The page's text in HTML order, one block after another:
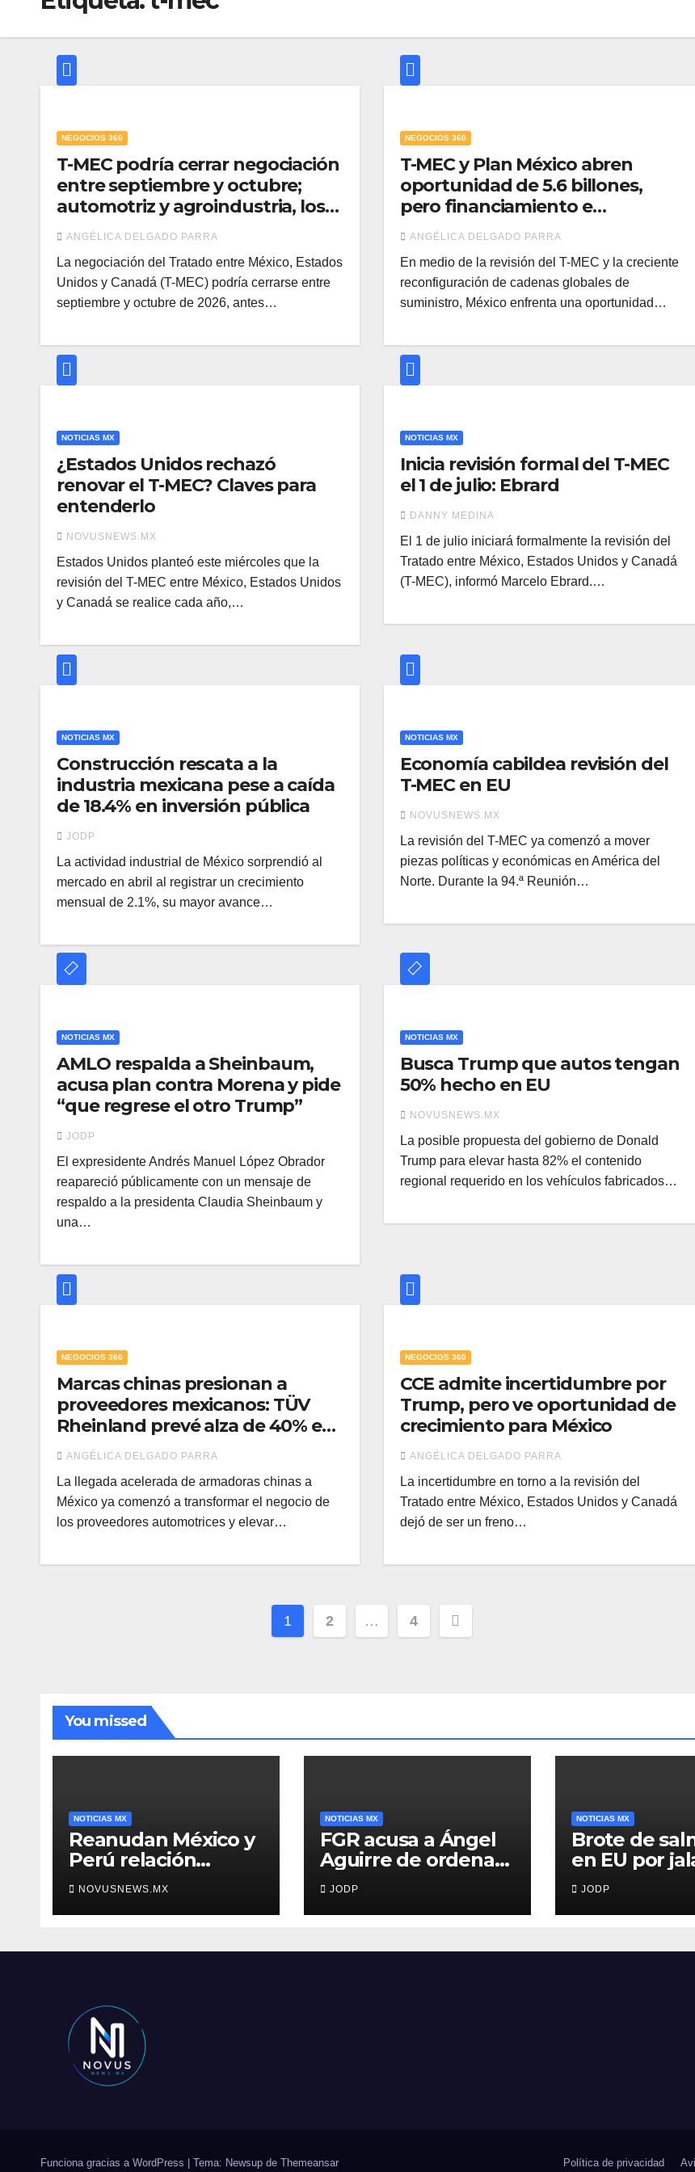
NEGOCIOS 360
T-MEC podría cerrar negociación
entre septiembre y octubre;
automotriz y agroindustria, los
más expuestos: IMCP
ANGÉLICA DELGADO PARRA
La negociación del Tratado entre México, Estados
Unidos y Canadá (T-MEC) podría cerrarse entre
septiembre y octubre de 2026, antes…
NEGOCIOS 360
T-MEC y Plan México abren
oportunidad de 5.6 billones,
pero financiamiento e
informalidad frenan inversión
ANGÉLICA DELGADO PARRA
En medio de la revisión del T-MEC y la creciente
reconfiguración de cadenas globales de
suministro, México enfrenta una oportunidad…
NOTICIAS MX
¿Estados Unidos rechazó
renovar el T-MEC? Claves para
entenderlo
NOVUSNEWS.MX
Estados Unidos planteó este miércoles que la
revisión del T-MEC entre México, Estados Unidos
y Canadá se realice cada año,…
NOTICIAS MX
Inicia revisión formal del T-MEC
el 1 de julio: Ebrard
DANNY MEDINA
El 1 de julio iniciará formalmente la revisión del
Tratado entre México, Estados Unidos y Canadá
(T-MEC), informó Marcelo Ebrard.…
NOTICIAS MX
Construcción rescata a la
industria mexicana pese a caída
de 18.4% en inversión pública
JODP
La actividad industrial de México sorprendió al
mercado en abril al registrar un crecimiento
mensual de 2.1%, su mayor avance…
NOTICIAS MX
Economía cabildea revisión del
T-MEC en EU
NOVUSNEWS.MX
La revisión del T-MEC ya comenzó a mover
piezas políticas y económicas en América del
Norte. Durante la 94.ª Reunión…
NOTICIAS MX
AMLO respalda a Sheinbaum,
acusa plan contra Morena y pide
“que regrese el otro Trump”
JODP
El expresidente Andrés Manuel López Obrador
reapareció públicamente con un mensaje de
respaldo a la presidenta Claudia Sheinbaum y
una…
NOTICIAS MX
Busca Trump que autos tengan
50% hecho en EU
NOVUSNEWS.MX
La posible propuesta del gobierno de Donald
Trump para elevar hasta 82% el contenido
regional requerido en los vehículos fabricados…
NEGOCIOS 360
Marcas chinas presionan a
proveedores mexicanos: TÜV
Rheinland prevé alza de 40% en
certificaciones automotrices
ANGÉLICA DELGADO PARRA
La llegada acelerada de armadoras chinas a
México ya comenzó a transformar el negocio de
los proveedores automotrices y elevar…
NEGOCIOS 360
CCE admite incertidumbre por
Trump, pero ve oportunidad de
crecimiento para México
ANGÉLICA DELGADO PARRA
La incertidumbre en torno a la revisión del
Tratado entre México, Estados Unidos y Canadá
dejó de ser un freno…
Paginación
1 2 … 4
You missed
NOTICIAS MX
Reanudan México y
Perú relación
diplomática
NOVUSNEWS.MX
NOTICIAS MX
FGR acusa a Ángel
Aguirre de ordenar
destruir videos
clave del caso
Ayotzinapa
JODP
NOTICIAS MX
Brote de
en EU por
de Sinaloa
enfermos y 36
JODP
Funciona gracias a WordPress | Tema: Newsup de Themeansar Política de privacidad